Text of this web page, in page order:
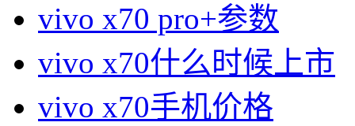
vivo x70 pro+参数
vivo x70什么时候上市
vivo x70手机价格